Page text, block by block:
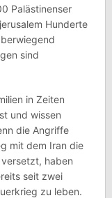
Palästinenser
Hunderte
sind
in Zeiten
und wissen
die Angriffe
mit dem Iran die
haben
seit zwei
zu leben.